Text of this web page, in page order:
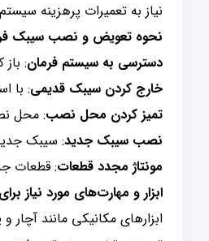
نیاز به تعمیرات پرهزینه
نحوه تعویض و نصب سیبک
دسترسی به سیستم فرمان:
خارج کردن سیبک قدیمی: با
تمیز کردن محل نصب: محل
نصب سیبک جدید: سیبک
مونتاژ مجدد قطعات: قطعات
ابزار و مهارت‌های مورد نیاز
ابزارهای مکانیکی مانند آچار